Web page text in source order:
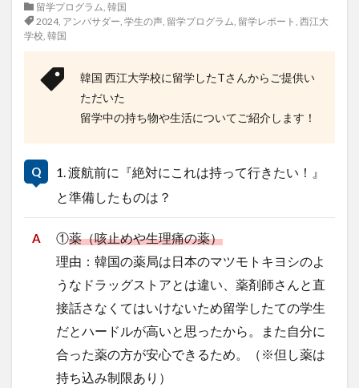
留学プログラム, 韓国
2024, アンバサダー, 学生の声, 留学プログラム, 留学レポート , 西江大
学校, 韓国
韓国 西江大学校に留学したTさんからご提供い
ただいた
留学中の持ち物や生活についてご紹介します！
1. 渡航前に『絶対にこれは持って行きたい！』
と準備したものは？
①薬（咳止めや生理痛の薬）
理由：韓国の薬局は日本のマツモトキヨシのよ
うなドラッグストアとは違い、薬剤師さんと直
接話さなくてはいけないため留学したての学生
だとハードルが高いと思ったから。また自分に
合った薬の方が安心できるため。（※但し薬は
持ち込み制限あり）
アンバサダー
イベント
インターンシップ
インターンシップ・就職活動
オーストラリア（UQ)
オフライン授業
カーン・ノルマンディー大学Carré international留学
クイーンズランド
コンテスト
シンポジウム
スケジュール
スペインバルセロナ
スペインマドリード
スペイン留学
スペイン語
ソウル女子大学校
ソウル女子大学校留学
ダーラナ大学留学
ダブル・ディグリー・プログラム
テンプル大学ジャパン(TUJ)
ドイツ
ニュース
フランス
フランス留学
ベトナム
ベトナム国家大学